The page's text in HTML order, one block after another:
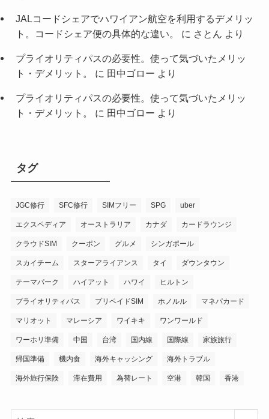
JALコードシェアでハワイアン航空を利用するデメリッ
ト。コードシェア便の具体的な違い。
に さとん より
プライオリティパスの必要性。使って気づいたメリッ
ト・デメリット。
に 田中ゴロー より
プライオリティパスの必要性。使って気づいたメリッ
ト・デメリット。
に 田中ゴロー より
タグ
JGC修行 SFC修行 SIMフリー SPG uber
エクスペディア オーストラリア カナダ カードラウンジ
クラウドSIM クーポン グルメ シンガポール
スカイチーム スターアライアンス タイ ダウンタウン
テーマパーク ハイアット ハワイ ヒルトン
プライオリティパス プリペイドSIM ホノルル マネパカード
マリオット マレーシア ワイキキ ワンワールド
ワーホリ準備 中国 台湾 国内線 国際線 家族旅行
帰国準備 機内食 海外キャッシング 海外トラブル
海外旅行保険 滞在費用 為替レート 空港 韓国 香港